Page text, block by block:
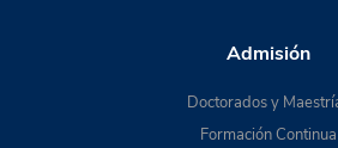
Admisión
Doctorados y
Formación Continua